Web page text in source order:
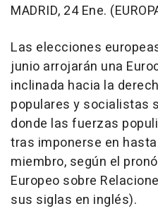
MADRID, 24 Ene.
Las elecciones
junio arrojarán una
inclinada hacia la
populares y socialistas
donde las fuerzas
tras imponerse en
miembro, según el
Europeo sobre
sus siglas en inglés).